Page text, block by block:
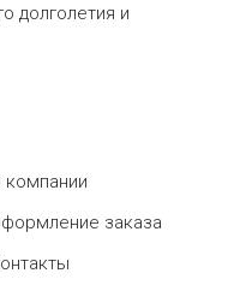
долголетия и
компании
заказа